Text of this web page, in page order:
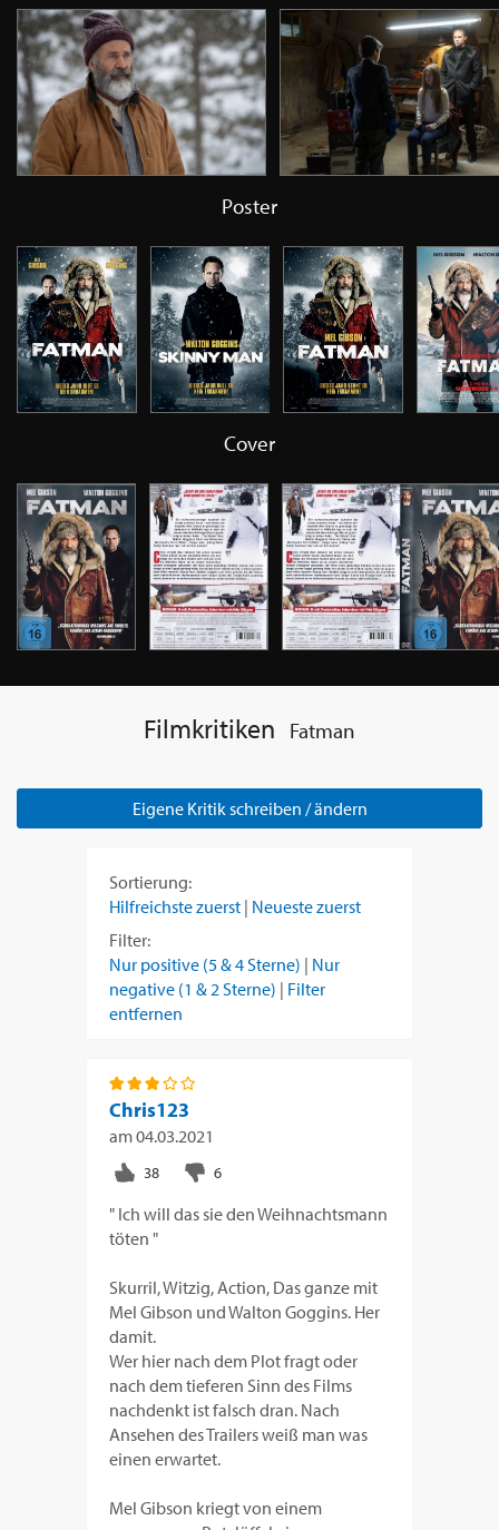
Poster
Cover
Filmkritiken Fatman
Eigene Kritik schreiben / ändern
Sortierung:
Hilfreichste zuerst | Neueste zuerst
Filter:
Nur positive (5 & 4 Sterne) | Nur
negative (1 & 2 Sterne) | Filter
entfernen
Chris123
am04.03.2021
" Ich will das sie den Weihnachtsmann
töten "
Skurril, Witzig, Action, Das ganze mit
Mel Gibson und Walton Goggins. Her
damit.
Wer hier nach dem Plot fragt oder
nach dem tieferen Sinn des Films
nachdenkt ist falsch dran. Nach
Ansehen des Trailers weiß man was
einen erwartet.
Mel Gibson kriegt von einem